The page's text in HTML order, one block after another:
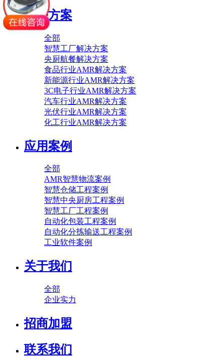
解决方案
全部
智慧工厂解决方案
央厨航餐解决方案
食品行业AMR解决方案
新能源行业AMR解决方案
3C电子行业AMR解决方案
汽车行业AMR解决方案
光伏行业AMR解决方案
化工行业AMR解决方案
应用案例
全部
AMR智慧物流案例
智慧仓储工程案例
智慧中央厨房工程案例
智慧工厂工程案例
自动化包装工程案例
自动化分拣输送工程案例
工业软件案例
关于我们
全部
企业实力
招商加盟
联系我们